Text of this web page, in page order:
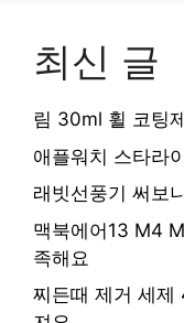
최신 글
림 30ml 휠 코팅
애플워치 스타라
래빗선풍기 써보
맥북에어13 M4
족해요
찌든때 제거 세제